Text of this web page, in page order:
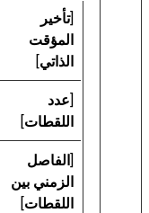
[تأخير
المؤقت
الذاتي]
[عدد
اللقطات]
[الفاصل
الزمني بين
اللقطات]